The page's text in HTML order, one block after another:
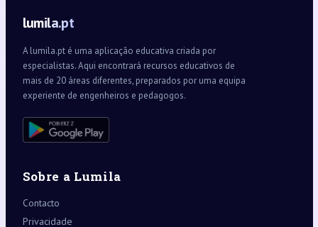
lumila.pt
A lumila.pt é uma aplicação educativa criada por
especialistas. Aqui encontrará recursos educativos de
mais de 20 áreas diferentes, preparados por uma equipa
experiente de engenheiros e pedagogos.
Sobre a Lumila
Contacto
Privacidade